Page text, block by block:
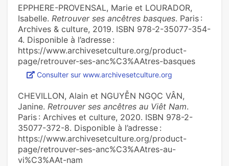
EPPHERE-PROVENSAL, Marie et LOURADOR,
Isabelle. Retrouver ses ancêtres basques. Paris :
Archives & culture, 2019. ISBN 978-2-35077-354-
4. Disponible à l’adresse :
https://www.archivesetculture.org/product-
page/retrouver-ses-anc%C3%AAtres-basques
Consulter sur www.archivesetculture.org
CHEVILLON, Alain et NGUYỄN NGỌC VÂN,
Janine. Retrouver ses ancêtres au Viêt Nam.
Paris : Archives et culture, 2020. ISBN 978-2-
35077-372-8. Disponible à l’adresse :
https://www.archivesetculture.org/product-
page/retrouver-ses-anc%C3%AAtres-au-
vi%C3%AAt-nam